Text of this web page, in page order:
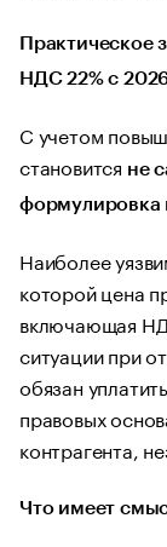
Практическое
НДС 22% с
С учетом
становится не
формулировка
Наиболее
которой цена
включающая
ситуации при
обязан
правовых
контрагента,
Что имеет